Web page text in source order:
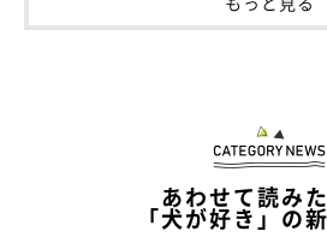
あわせて読み
「犬が好き」の